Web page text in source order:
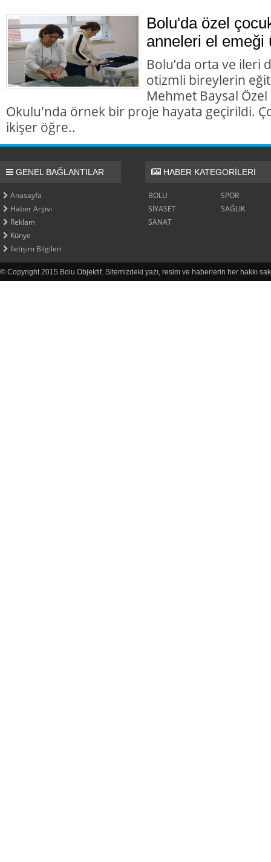
Bolu'da özel
anneleri el emeği
Bolu’da orta ve ileri
otizmli bireylerin
Mehmet Baysal
Okulu'nda örnek bir proje hayata geçirildi.
ikişer öğre..
GENEL BAĞLANTILAR
Anasayfa
Haber Arşivi
Reklam
Künye
İletişim Bilgileri
HABER KATEGORİLERİ
BOLU
SPOR
SİYASET
SAĞLIK
SANAT
© Copyright 2015 Bolu Objektif. Sitemizdeki yazı, resim ve haberlerin her hakkı